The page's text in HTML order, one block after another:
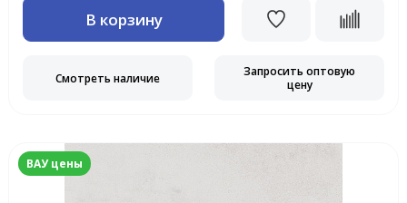
В корзину
Смотреть наличие
Запросить оптовую
цену
ВАУ цены